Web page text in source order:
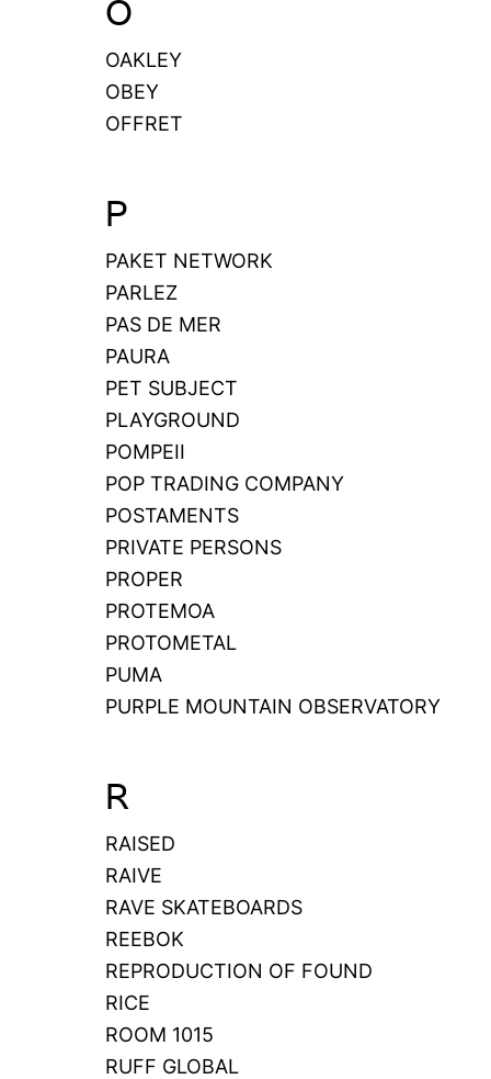
O
OAKLEY
OBEY
OFFRET
P
PAKET NETWORK
PARLEZ
PAS DE MER
PAURA
PET SUBJECT
PLAYGROUND
POMPEII
POP TRADING COMPANY
POSTAMENTS
PRIVATE PERSONS
PROPER
PROTEMOA
PROTOMETAL
PUMA
PURPLE MOUNTAIN OBSERVATORY
R
RAISED
RAIVE
RAVE SKATEBOARDS
REEBOK
REPRODUCTION OF FOUND
RICE
ROOM 1015
RUFF GLOBAL